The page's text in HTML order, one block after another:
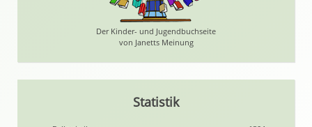
Der Kinder- und Jugendbuchseite
von Janetts Meinung
Statistik